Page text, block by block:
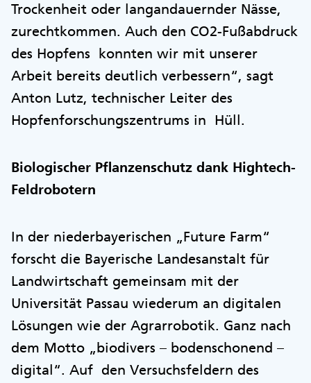
Trockenheit oder langandauernder Nässe,
zurechtkommen. Auch den CO2-Fußabdruck
des Hopfens konnten wir mit unserer
Arbeit bereits deutlich verbessern“, sagt
Anton Lutz, technischer Leiter des
Hopfenforschungszentrums in Hüll.
Biologischer Pflanzenschutz dank Hightech-
Feldrobotern
In der niederbayerischen „Future Farm“
forscht die Bayerische Landesanstalt für
Landwirtschaft gemeinsam mit der
Universität Passau wiederum an digitalen
Lösungen wie der Agrarrobotik. Ganz nach
dem Motto „biodivers – bodenschonend –
digital“. Auf den Versuchsfeldern des